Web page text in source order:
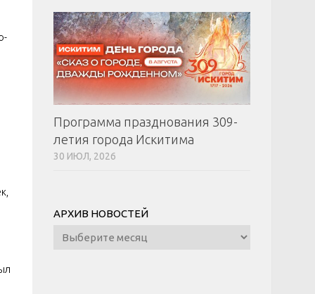
Программа празднования 309-
летия города Искитима
30 ИЮЛ, 2026
АРХИВ НОВОСТЕЙ
Архив
новостей